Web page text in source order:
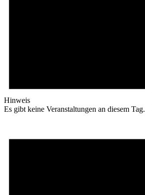
Hinweis
Es gibt keine Veranstaltungen an diesem Tag.